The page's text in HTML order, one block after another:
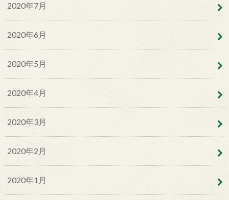
2020年7月
2020年6月
2020年5月
2020年4月
2020年3月
2020年2月
2020年1月